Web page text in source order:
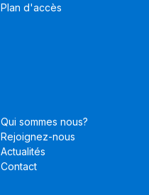
Plan d'accès
Qui sommes nous?
Rejoignez-nous
Actualités
Contact